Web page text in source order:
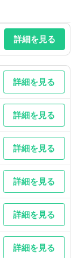
詳細を見る
詳細を見る
詳細を見る
詳細を見る
詳細を見る
詳細を見る
詳細を見る